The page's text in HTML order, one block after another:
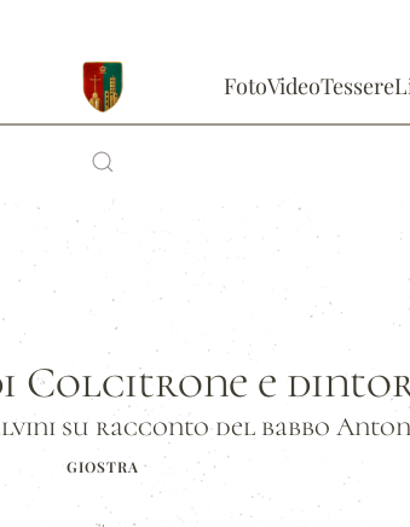
FotoVideoTessere
Colcitrone e
su racconto del babbo
GIOSTRA